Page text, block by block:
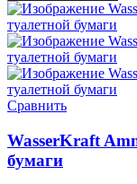
Сравнить
WasserKraft
бумаги